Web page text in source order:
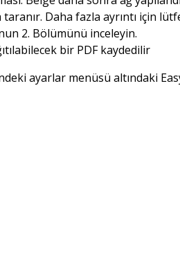
taranır. Daha fazla ayrıntı için
2. Bölümünü inceleyin.
bir PDF kaydedilir
ayarlar menüsü altındaki